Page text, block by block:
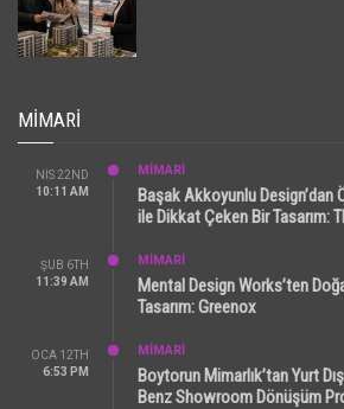
MIMARI
NIS 22ND
10:11 AM
MİMARİ
Başak Akkoyunlu Design’dan
ile Dikkat Çeken Bir Tasarım:
ŞUB 6TH
11:39 AM
MİMARİ
Mental Design Works’ten
Tasarım: Greenox
OCA 12TH
6:53 PM
MİMARİ
Boytorun Mimarlık’tan Yurt
Benz Showroom Dönüşüm